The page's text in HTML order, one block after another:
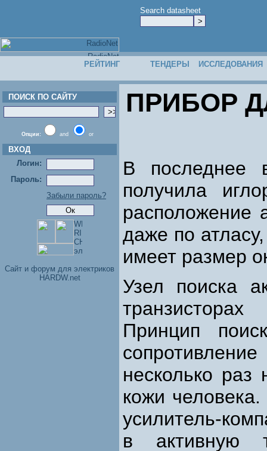
Search datasheet
РЕЙТИНГ ТЕНДЕРЫ ИССЛЕДОВАНИЯ
ПОИСК ПО САЙТУ
Опции: and or
ВХОД
Логин:
Пароль:
Забыли пароль?
Cайт и форум для электриков
HARDW.net
ПРИБОР
В последнее
получила
расположение
даже по
имеет размер
Узел поиска
Принцип
несколько раз
кожи
усилитель-
в активную